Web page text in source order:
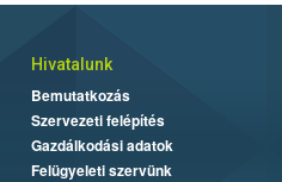
Hivatalunk
Bemutatkozás
Szervezeti felépítés
Gazdálkodási adatok
Felügyeleti szervünk